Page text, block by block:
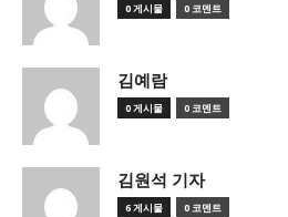
0 게시물 0 코멘트
김예람
0 게시물 0 코멘트
김원석 기자
6 게시물 0 코멘트